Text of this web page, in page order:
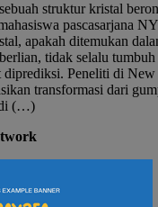
struktur kristal
pascasarjana
apakah ditemukan
tidak selalu tumbuh
diprediksi. Peneliti di
transformasi dari
di (…)